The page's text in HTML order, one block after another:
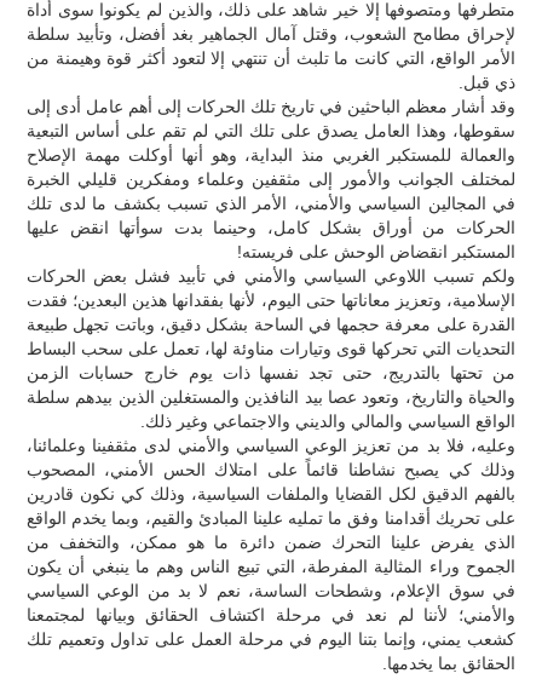
متطرفها ومتصوفها إلا خير شاهد على ذلك، والذين لم يكونوا سوى أداة
لإحراق مطامح الشعوب، وقتل آمال الجماهير بغد أفضل، وتأبيد سلطة
الأمر الواقع، التي كانت ما تلبث أن تنتهي إلا لتعود أكثر قوة وهيمنة من
ذي قبل.
وقد أشار معظم الباحثين في تاريخ تلك الحركات إلى أهم عامل أدى إلى
سقوطها، وهذا العامل يصدق على تلك التي لم تقم على أساس التبعية
والعمالة للمستكبر الغربي منذ البداية، وهو أنها أوكلت مهمة الإصلاح
لمختلف الجوانب والأمور إلى مثقفين وعلماء ومفكرين قليلي الخبرة
في المجالين السياسي والأمني، الأمر الذي تسبب بكشف ما لدى تلك
الحركات من أوراق بشكل كامل، وحينما بدت سوأتها انقض عليها
المستكبر انقضاض الوحش على فريسته!
ولكم تسبب اللاوعي السياسي والأمني في تأبيد فشل بعض الحركات
الإسلامية، وتعزيز معاناتها حتى اليوم، لأنها بفقدانها هذين البعدين؛ فقدت
القدرة على معرفة حجمها في الساحة بشكل دقيق، وباتت تجهل طبيعة
التحديات التي تحركها قوى وتيارات مناوئة لها، تعمل على سحب البساط
من تحتها بالتدريج، حتى تجد نفسها ذات يوم خارج حسابات الزمن
والحياة والتاريخ، وتعود عصا بيد النافذين والمستغلين الذين بيدهم سلطة
الواقع السياسي والمالي والديني والاجتماعي وغير ذلك.
وعليه، فلا بد من تعزيز الوعي السياسي والأمني لدى مثقفينا وعلمائنا،
وذلك كي يصبح نشاطنا قائماً على امتلاك الحس الأمني، المصحوب
بالفهم الدقيق لكل القضايا والملفات السياسية، وذلك كي نكون قادرين
على تحريك أقدامنا وفق ما تمليه علينا المبادئ والقيم، وبما يخدم الواقع
الذي يفرض علينا التحرك ضمن دائرة ما هو ممكن، والتخفف من
الجموح وراء المثالية المفرطة، التي تبيع الناس وهم ما ينبغي أن يكون
في سوق الإعلام، وشطحات الساسة، نعم لا بد من الوعي السياسي
والأمني؛ لأننا لم نعد في مرحلة اكتشاف الحقائق وبيانها لمجتمعنا
كشعب يمني، وإنما بتنا اليوم في مرحلة العمل على تداول وتعميم تلك
الحقائق بما يخدمها.